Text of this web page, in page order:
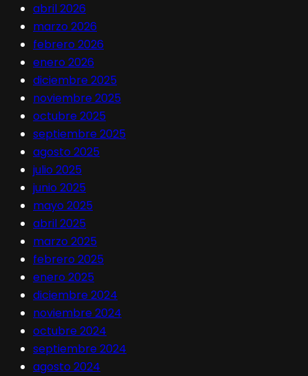
abril 2026
marzo 2026
febrero 2026
enero 2026
diciembre 2025
noviembre 2025
octubre 2025
septiembre 2025
agosto 2025
julio 2025
junio 2025
mayo 2025
abril 2025
marzo 2025
febrero 2025
enero 2025
diciembre 2024
noviembre 2024
octubre 2024
septiembre 2024
agosto 2024